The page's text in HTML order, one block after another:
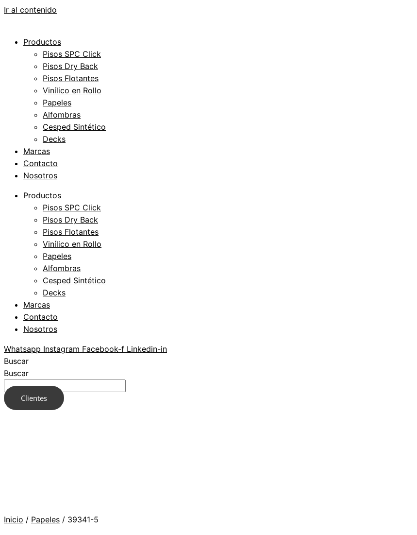
Ir al contenido
Productos
Pisos SPC Click
Pisos Dry Back
Pisos Flotantes
Vinílico en Rollo
Papeles
Alfombras
Cesped Sintético
Decks
Marcas
Contacto
Nosotros
Productos
Pisos SPC Click
Pisos Dry Back
Pisos Flotantes
Vinílico en Rollo
Papeles
Alfombras
Cesped Sintético
Decks
Marcas
Contacto
Nosotros
Whatsapp Instagram Facebook-f Linkedin-in
Buscar
Buscar
Clientes
Inicio / Papeles / 39341-5